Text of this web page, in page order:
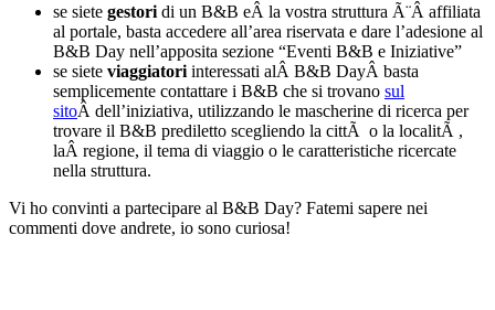
se siete gestori di un B&B eÂ la vostra struttura Ã¨Â affiliata
al portale, basta accedere all’area riservata e dare l’adesione al
B&B Day nell’apposita sezione “Eventi B&B e Iniziative”
se siete viaggiatori interessati alÂ B&B DayÂ basta
semplicemente contattare i B&B che si trovano sul
sitoÂ dell’iniziativa, utilizzando le mascherine di ricerca per
trovare il B&B prediletto scegliendo la cittÃ o la localitÃ ,
laÂ regione, il tema di viaggio o le caratteristiche ricercate
nella struttura.
Vi ho convinti a partecipare al B&B Day? Fatemi sapere nei
commenti dove andrete, io sono curiosa!